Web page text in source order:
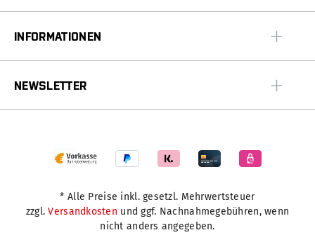
INFORMATIONEN
NEWSLETTER
* Alle Preise inkl. gesetzl. Mehrwertsteuer
zzgl.Versandkosten und ggf. Nachnahmegebühren, wenn
nicht anders angegeben.